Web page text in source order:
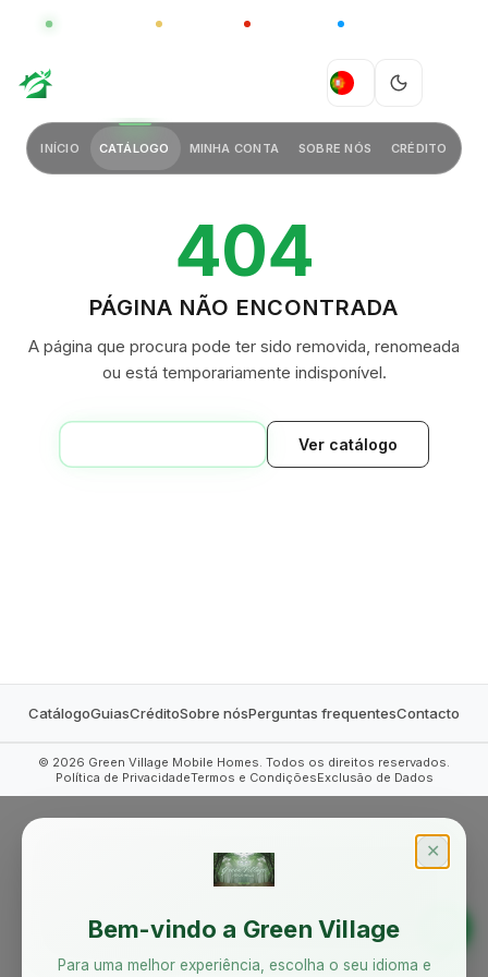
GLOBAL CHINA
PT
INÍCIO CATÁLOGO MINHA CONTA SOBRE NÓS CRÉDITO
404
PÁGINA NÃO ENCONTRADA
A página que procura pode ter sido removida, renomeada
ou está temporariamente indisponível.
Ver catálogo
CatálogoGuiasCréditoSobre nósPerguntas frequentesContacto
© 2026 Green Village Mobile Homes. Todos os direitos reservados.
Política de PrivacidadeTermos e CondiçõesExclusão de Dados
✕
Bem-vindo a Green Village
Para uma melhor experiência, escolha o seu idioma e